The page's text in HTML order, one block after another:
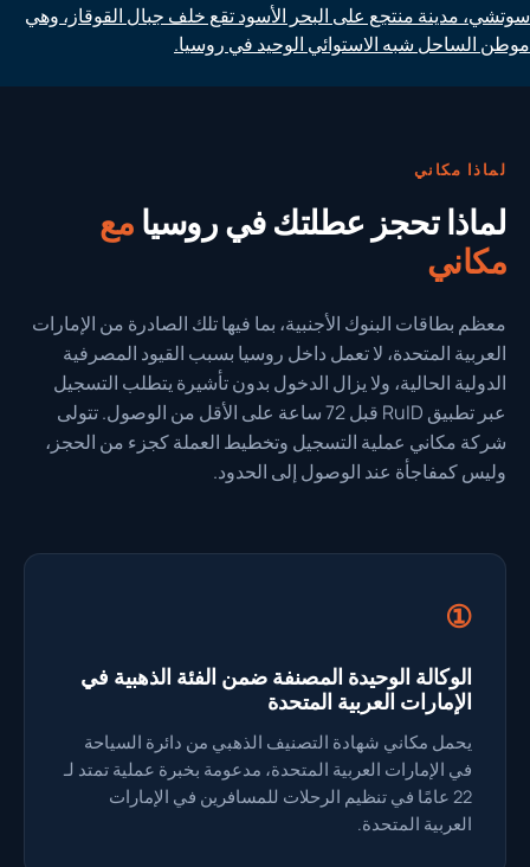
سوتشي، مدينة منتجع على البحر الأسود تقع خلف جبال القوقاز، وهي
موطن الساحل شبه الاستوائي الوحيد في روسيا.
لماذا مكاني
لماذا تحجز عطلتك في روسيا مع
مكاني
معظم بطاقات البنوك الأجنبية، بما فيها تلك الصادرة من الإمارات
العربية المتحدة، لا تعمل داخل روسيا بسبب القيود المصرفية
الدولية الحالية، ولا يزال الدخول بدون تأشيرة يتطلب التسجيل
عبر تطبيق RuID قبل 72 ساعة على الأقل من الوصول. تتولى
شركة مكاني عملية التسجيل وتخطيط العملة كجزء من الحجز،
وليس كمفاجأة عند الوصول إلى الحدود.
①
الوكالة الوحيدة المصنفة ضمن الفئة الذهبية في
الإمارات العربية المتحدة
يحمل مكاني شهادة التصنيف الذهبي من دائرة السياحة
في الإمارات العربية المتحدة، مدعومة بخبرة عملية تمتد لـ
22 عامًا في تنظيم الرحلات للمسافرين في الإمارات
العربية المتحدة.